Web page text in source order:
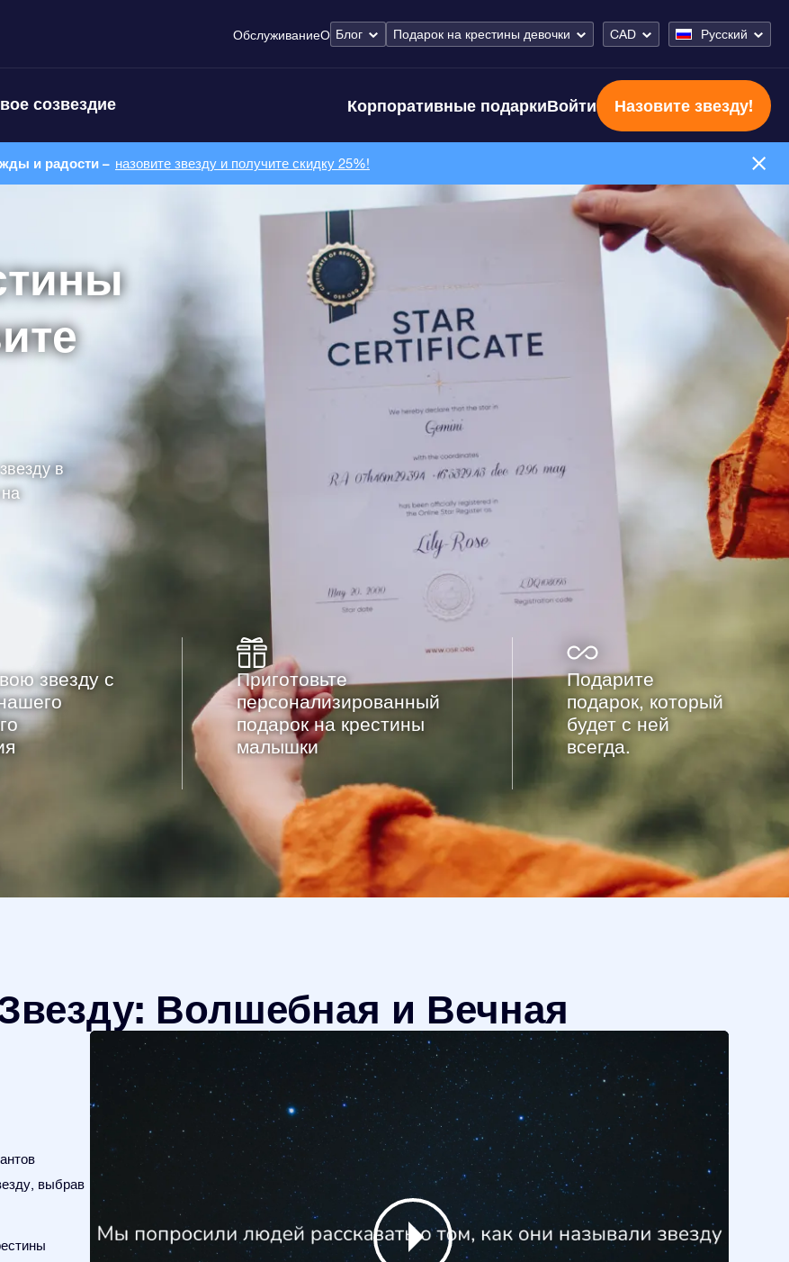
ОбслуживаниеО Блог Подарок на крестины девочки CAD Русский
созвездие Корпоративные подаркиВойти Назовите звезду!
и радости – назовите звезду и получите скидку 25%!
в
звезду с
Приготовьте
персонализированный
подарок на крестины
малышки
Подарите
подарок, который
будет с ней
всегда.
Волшебная и Вечная
выбрав